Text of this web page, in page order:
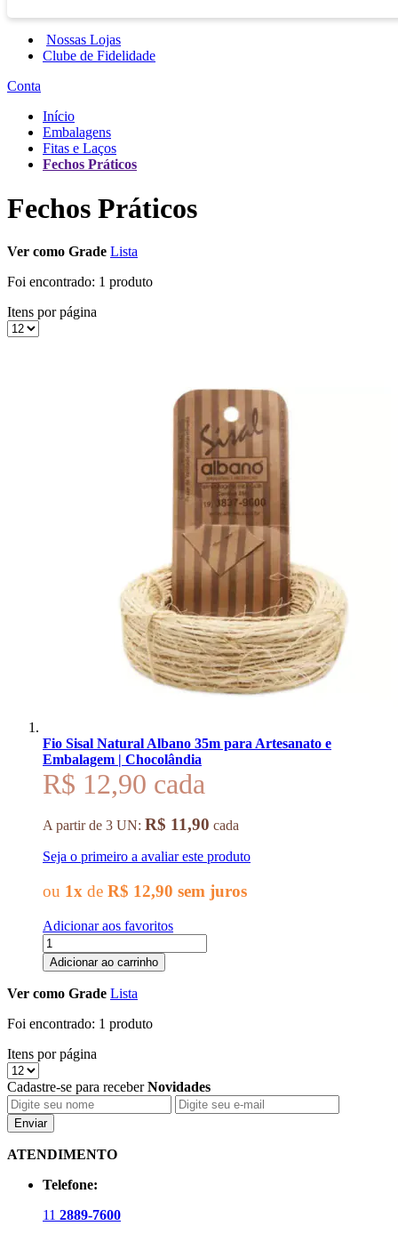
Nossas Lojas
Clube de Fidelidade
Conta
Início
Embalagens
Fitas e Laços
Fechos Práticos
Fechos Práticos
Ver como Grade Lista
Foi encontrado: 1 produto
Itens por página
Fio Sisal Natural Albano 35m para Artesanato e
Embalagem | Chocolândia
R$ 12,90
ou 1x de R$ 12,90 sem juros
A partir de 3 UN: R$ 11,90 cada
Seja o primeiro a avaliar este produto
Adicionar aos favoritos
Adicionar ao carrinho
Ver como Grade Lista
Foi encontrado: 1 produto
Itens por página
Cadastre-se para receberNovidades
Enviar
ATENDIMENTO
Telefone:
11 2889-7600